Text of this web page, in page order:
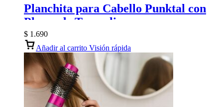
Planchita para Cabello Punktal con
Placas de Turmalina
$ 1.690
Añadir al carrito Visión rápida